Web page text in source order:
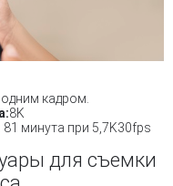
кадром.
8K
81 минута при 5,7K30fps
для съемки